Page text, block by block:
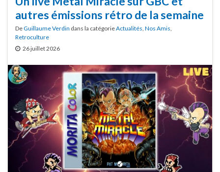
autres émissions rétro de la semaine
DeGuillaume Verdin dans la catégorieActualités Nos Amis
Retroculture
26 juillet 2026